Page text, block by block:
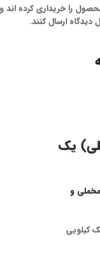
را خریداری کرده اند
دیدگاه ارسال کنند.
یک
و
کیلویی